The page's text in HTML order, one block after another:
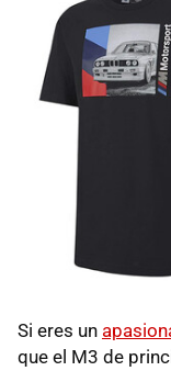
Si eres un
que el M3 de